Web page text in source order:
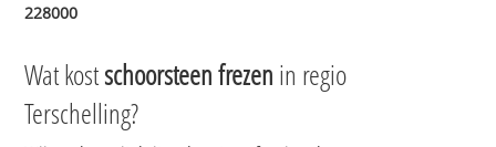
228000
Wat kostschoorsteen frezen in regio
Terschelling?